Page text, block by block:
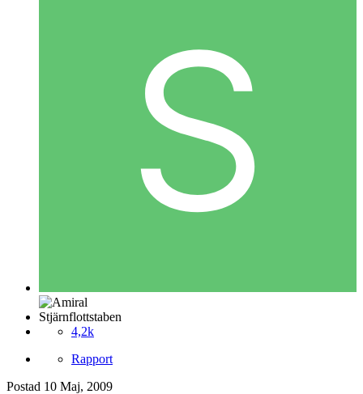
Stjärnflottstaben
4,2k
Rapport
Postad 10 Maj, 2009